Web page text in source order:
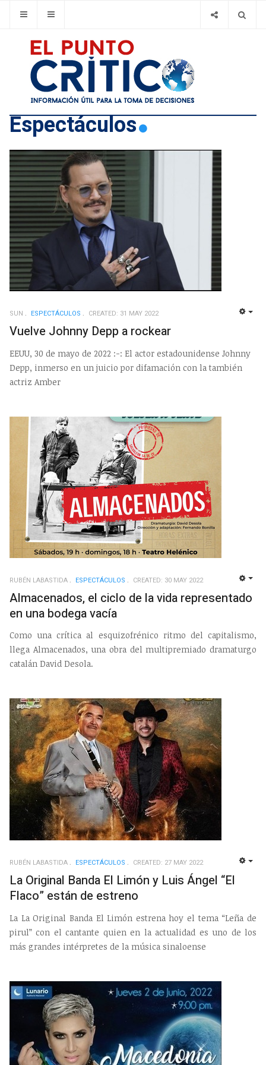
Espectáculos
SUN ESPECTÁCULOS CREATED: 31 MAY 2022
Vuelve Johnny Depp a rockear
EEUU, 30 de mayo de 2022 :-: El actor estadounidense Johnny
Depp, inmerso en un juicio por difamación con la también
actriz Amber
RUBÉN LABASTIDA ESPECTÁCULOS CREATED: 30 MAY 2022
Almacenados, el ciclo de la vida representado
en una bodega vacía
Como una crítica al esquizofrénico ritmo del capitalismo,
llega Almacenados, una obra del multipremiado dramaturgo
catalán David Desola.
RUBÉN LABASTIDA ESPECTÁCULOS CREATED: 27 MAY 2022
La Original Banda El Limón y Luis Ángel “El
Flaco” están de estreno
La La Original Banda El Limón estrena hoy el tema “Leña de
pirul” con el cantante quien en la actualidad es uno de los
más grandes intérpretes de la música sinaloense